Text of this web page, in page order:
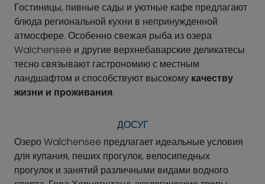
Гостиницы, пивные сады и уютные кафе предлагают
блюда региональной кухни в непринужденной
атмосфере. Особенно свежая рыба из озера
Walchensee и другие верхнебаварские деликатесы
тесно связывают гастрономию с местным
ландшафтом и способствуют высокому качеству
жизни и проживания.
ДОСУГ
Озеро Walchensee предлагает идеальные условия
для купания, пеших прогулок, велосипедных
прогулок и занятий различными видами водного